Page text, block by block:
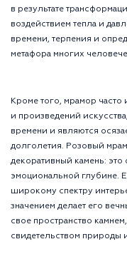
в результате
воздействием тепла и
времени, терпения и
метафора многих
Кроме того, мрамор часто
и произведений
времени и являются
долголетия. Розовый
декоративный камень:
эмоциональной глубине.
широкому спектру
значением делает его
свое пространство
свидетельством природы